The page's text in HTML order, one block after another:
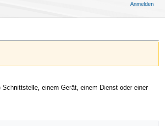
einem Gerät, einem Dienst oder einer
Anmelden